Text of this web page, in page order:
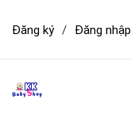
Đăng ký / Đăng nhập